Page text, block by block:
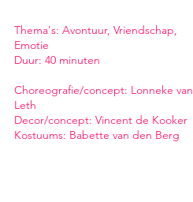
​Thema's: Avontuur, Vriendschap,
Emotie
Duur: 40 minuten
Choreografie/concept: Lonneke van
Leth
Decor/concept: Vincent de Kooker
Kostuums: Babette van den Berg